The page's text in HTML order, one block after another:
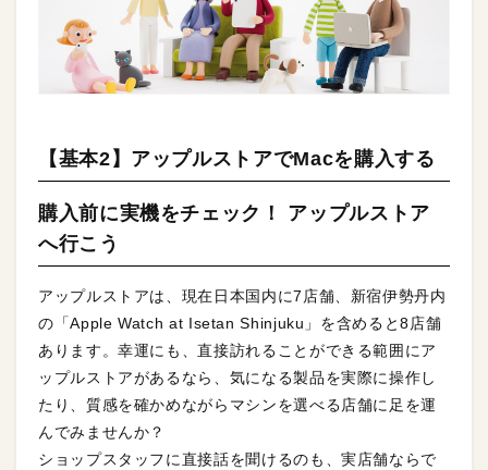
【基本2】アップルストアでMacを購入する
購入前に実機をチェック！ アップルストア
へ行こう
アップルストアは、現在日本国内に7店舗、新宿伊勢丹内
の「Apple Watch at Isetan Shinjuku」を含めると8店舗
あります。幸運にも、直接訪れることができる範囲にア
ップルストアがあるなら、気になる製品を実際に操作し
たり、質感を確かめながらマシンを選べる店舗に足を運
んでみませんか？
ショップスタッフに直接話を聞けるのも、実店舗ならで